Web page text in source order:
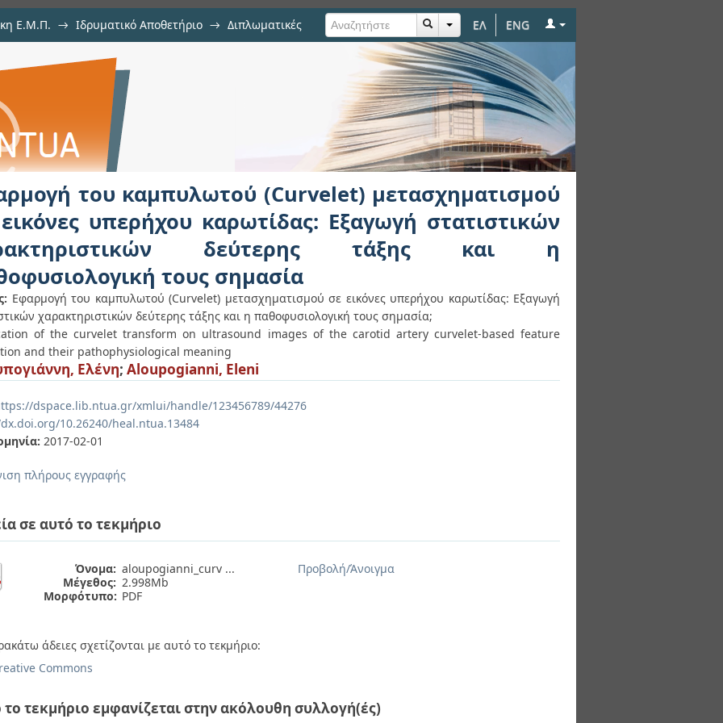
ΕΛ ENG
Ε.Μ.Π. → Ιδρυματικό Αποθετήριο → Διπλωματικές
(Curvelet) μετασχηματισμού σε εικόνες
Εξαγωγή στατιστικών χαρακτηριστικών δεύτερης
τους σημασία
του καμπυλωτού (Curvelet) μετασχηματισμού
υπερήχου καρωτίδας: Εξαγωγή στατιστικών
δεύτερης τάξης και η
τους σημασία
Εφαρμογή του καμπυλωτού (Curvelet) μετασχηματισμού σε εικόνες υπερήχου καρωτίδας: Εξαγωγή
χαρακτηριστικών δεύτερης τάξης και η παθοφυσιολογική τους σημασία;
of the curvelet transform on ultrasound images of the carotid artery curvelet-based feature
and their pathophysiological meaning
Ελένη; Aloupogianni, Eleni
dspace.lib.ntua.gr/xmlui/handle/123456789/44276
10.26240/heal.ntua.13484
2017-02-01
πλήρους εγγραφής
σε αυτό το τεκμήριο
Όνομα: aloupogianni_curv ...
Μέγεθος: 2.998Mb
Μορφότυπο: PDF
Προβολή/Άνοιγμα
άδειες σχετίζονται με αυτό το τεκμήριο:
Commons
το τεκμήριο εμφανίζεται στην ακόλουθη συλλογή(ές)